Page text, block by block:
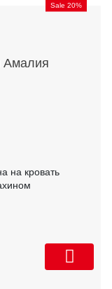
Sale 20%
Амалия
на кровать